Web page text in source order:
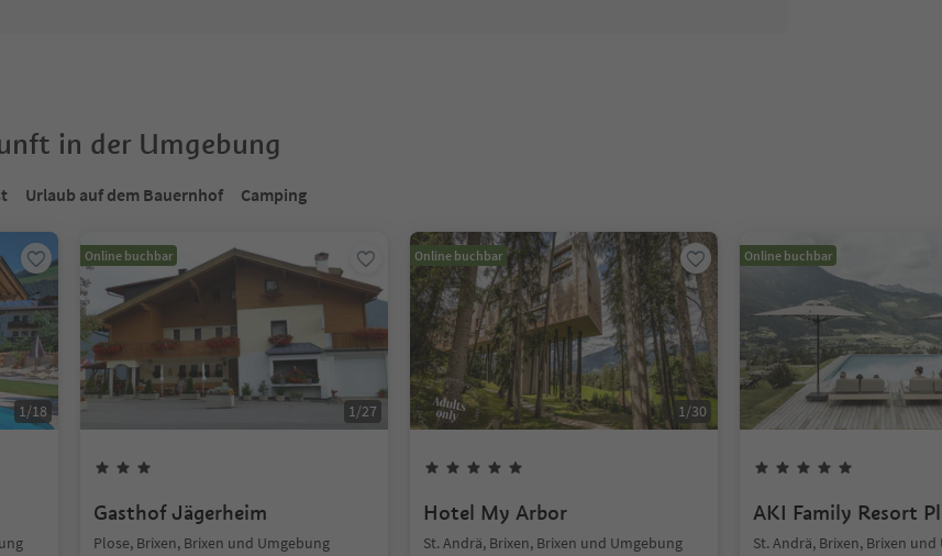
in der Umgebung
Urlaub auf dem Bauernhof Camping
1/18
Online buchbar
1/27
Gasthof Jägerheim
Plose, Brixen, Brixen und Umgebung
Online buchbar
1/30
Hotel My Arbor
St. Andrä, Brixen, Brixen und Umgebung
Online buchbar
AKI Family Resort
St. Andrä, Brixen, Brixen